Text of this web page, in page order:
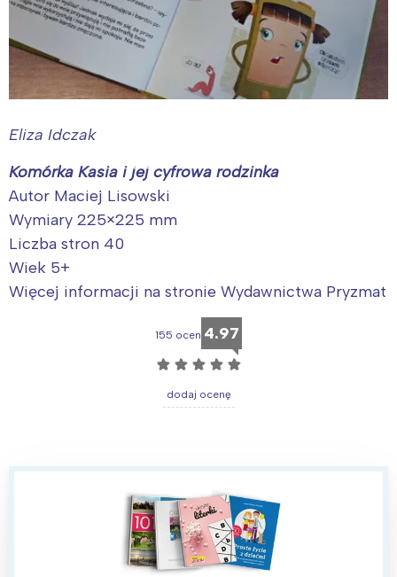
Eliza Idczak
Komórka Kasia i jej cyfrowa rodzinka
Autor Maciej Lisowski
Wymiary 225×225 mm
Liczba stron 40
Wiek 5+
Więcej informacji na stronie Wydawnictwa Pryzmat
155 ocen 4.97
☆ ☆ ☆ ☆ ☆
dodaj ocenę
Interesują mnie wydarzenia z
tego regionu:
Trójmiasto
Kraków
Południe
Północ